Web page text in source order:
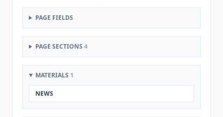
PAGE FIELDS
PAGE SECTIONS 4
MATERIALS 1
NEWS